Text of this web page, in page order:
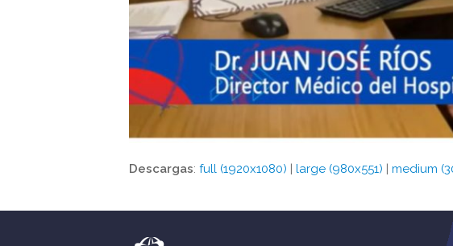
Descargas: full (1920x1080) | large (980x551) | medium